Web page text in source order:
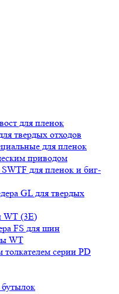
для пленок
твердых отходов
для пленок
приводом
для пленок и биг-
GL для твердых
WT (3E)
FS для шин
WT
серии PD